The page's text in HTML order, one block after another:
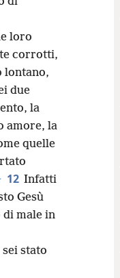
loro
corrotti,
lontano,
due
la
amore, la
quelle
12 Infatti
Gesù
di male in
stato